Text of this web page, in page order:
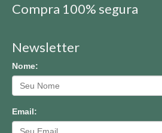
Compra 100% segura
Newsletter
Nome:
Email: